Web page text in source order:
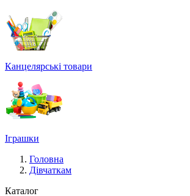
Канцелярські товари
Іграшки
Головна
Дівчаткам
Каталог